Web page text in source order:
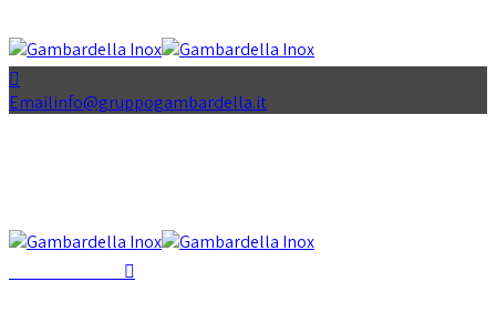
Emailinfo@gruppogambardella.it